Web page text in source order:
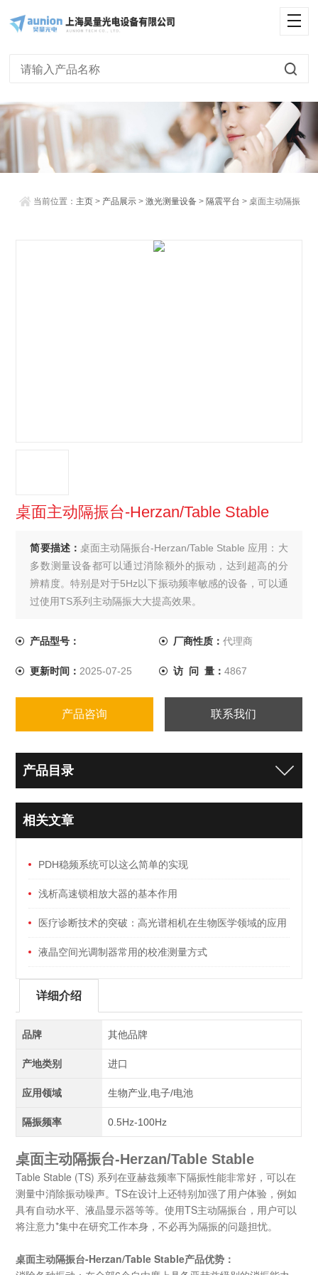
当前位置： 主页 > 产品展示 >激光测量设备 > 隔震平台 > 桌面主动隔振
桌面主动隔振台-Herzan/Table Stable
简要描述： 桌面主动隔振台-Herzan/Table Stable 应用：大
多数测量设备都可以通过消除额外的振动，达到超高的分
辨精度。特别是对于5Hz以下振动频率敏感的设备，可以通
过使用TS系列主动隔振大大提高效果。
产品型号： 厂商性质： 代理商
更新时间： 2025-07-25 访 问 量： 4867
产品咨询 联系我们
产品目录
相关文章
PDH稳频系统可以这么简单的实现
浅析高速锁相放大器的基本作用
医疗诊断技术的突破：高光谱相机在生物医学领域的应用
液晶空间光调制器常用的校准测量方式
详细介绍
品牌 其他品牌
产地类别 进口
应用领域 生物产业,电子/电池
隔振频率 0.5Hz-100Hz
桌面主动隔振台-Herzan/Table Stable
Table Stable (TS) 系列在亚赫兹频率下隔振性能非常好，可以在
测量中消除振动噪声。TS在设计上还特别加强了用户体验，例如
具有自动水平、液晶显示器等等。使用TS主动隔振台，用户可以
将注意力*集中在研究工作本身，不必再为隔振的问题担忧。
桌面主动隔振台-Herzan/Table Stable产品优势：